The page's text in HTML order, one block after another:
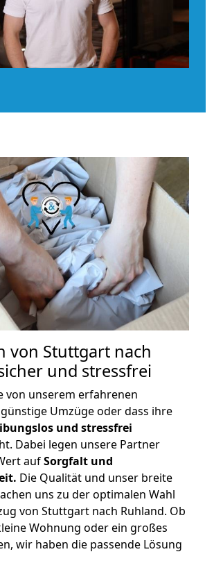
von Stuttgart nach
und stressfrei
von unserem erfahrenen
Umzüge oder dass ihre
und stressfrei
Dabei legen unsere Partner
aufSorgfalt und
Die Qualität und unser breite
uns zu der optimalen Wahl
von Stuttgart nach Ruhland. Ob
Wohnung oder ein großes
wir haben die passende Lösung